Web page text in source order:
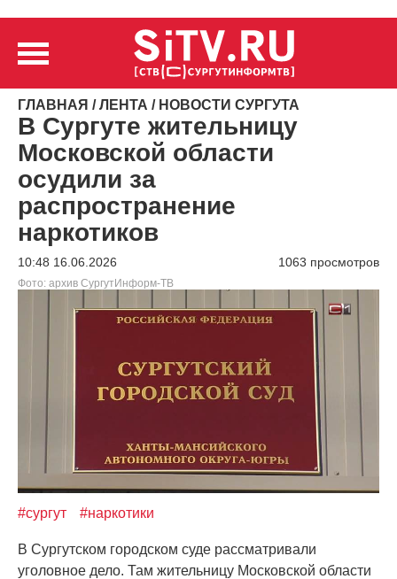
ГЛАВНАЯ /ЛЕНТА / НОВОСТИ СУРГУТА
В Сургуте жительницу
Московской области
осудили за
распространение
наркотиков
10:48 16.06.2026 1063 просмотров
Фото: архив СургутИнформ-ТВ
#сургут #наркотики
В Сургутском городском суде рассматривали
уголовное дело. Там жительницу Московской области